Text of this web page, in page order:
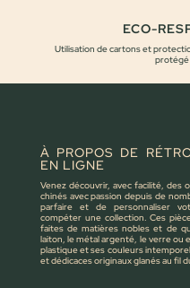
ECO-
Utilisation de cartons et
protégé
À PROPOS DE
EN LIGNE
Venez découvrir, avec facilité, des
chinés avec passion depuis de
parfaire et de personnaliser
compéter une collection. Ces
faites de matières nobles et de
laiton, le métal argenté, le verre ou
plastique et ses couleurs
et dédicaces originaux glanés au fil